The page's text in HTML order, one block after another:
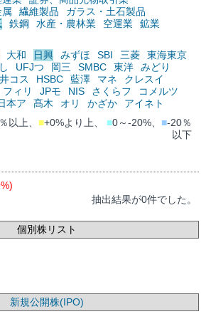
繊維製品
ガラス・土石製品
鉄鋼 水産・農林業 空運業
鉱業
大和 日興 みずほ SBI 三菱
東海東京
UFJつ 岡三 SMBC 東洋
みどり
コス HSBC 藍澤 マネ
クレスイ
フィリ JPモ NIS さくらフ
コメルツ
本ア 髙木 オリ かざか
アイネト
以上、 ■+0%より上、 ■0～-20%、 ■-20％
以下
抽出結果が0件でした。
個別株リスト
新規公開株(IPO)